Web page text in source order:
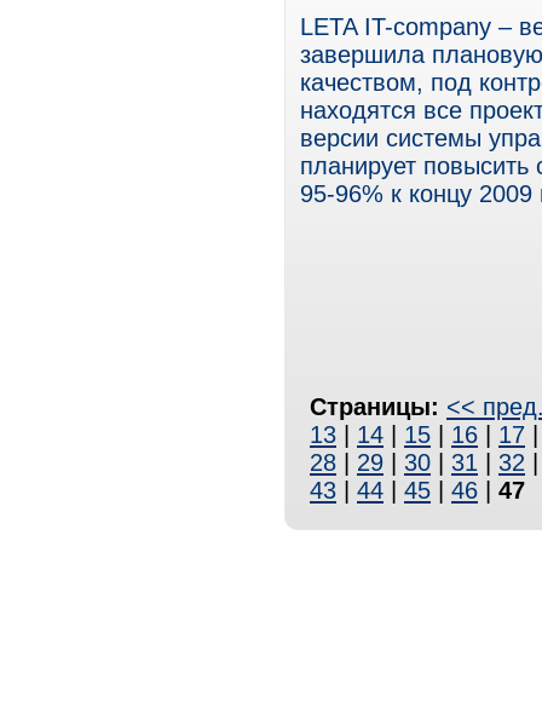
LETA IT-company –
завершила
качеством, под
находятся все
версии системы
планирует повысить
95-96% к концу 2009
Страницы: <<
13
14 15 16 17
28
29 30 31 32
43
44 45 46 47